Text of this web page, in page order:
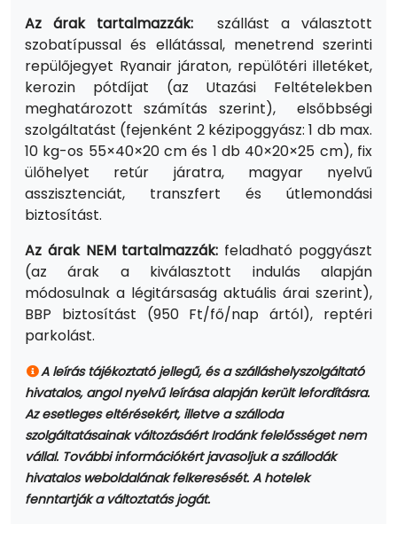
Az árak tartalmazzák: szállást a választott
szobatípussal és ellátással, menetrend szerinti
repülőjegyet Ryanair járaton, repülőtéri illetéket,
kerozin pótdíjat (az Utazási Feltételekben
meghatározott számítás szerint), elsőbbségi
szolgáltatást (fejenként 2 kézipoggyász: 1 db max.
10 kg-os 55×40×20 cm és 1 db 40×20×25 cm), fix
ülőhelyet retúr járatra, magyar nyelvű
asszisztenciát, transzfert és útlemondási
biztosítást.
Az árak NEM tartalmazzák: feladható poggyászt
(az árak a kiválasztott indulás alapján
módosulnak a légitársaság aktuális árai szerint),
BBP biztosítást (950 Ft/fő/nap ártól), reptéri
parkolást.
A leírás tájékoztató jellegű, és a szálláshelyszolgáltató
hivatalos, angol nyelvű leírása alapján került lefordításra.
Az esetleges eltérésekért, illetve a szálloda
szolgáltatásainak változásáért Irodánk felelősséget nem
vállal. További információkért javasoljuk a szállodák
hivatalos weboldalának felkeresését. A hotelek
fenntartják a változtatás jogát.